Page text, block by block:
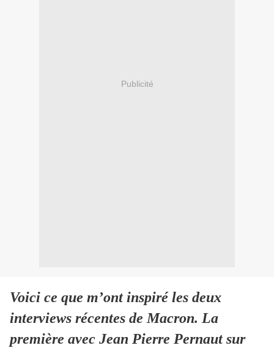
Publicité
Voici ce que m’ont inspiré les deux
interviews récentes de Macron. La
première avec Jean Pierre Pernaut sur